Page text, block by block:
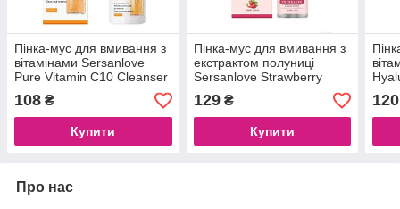
Пінка-мус для вмивання з
вітамінами Sersanlove
Pure Vitamin C10 Cleanser
Mousse, 150 мл
108 ₴
Купити
Пінка-мус для вмивання з
екстрактом полуниці
Sersanlove Strawberry
Moisturizing Amino Acid
Cleanser 150 мл
(6974388195402)
129₴
Купити
120
Про нас